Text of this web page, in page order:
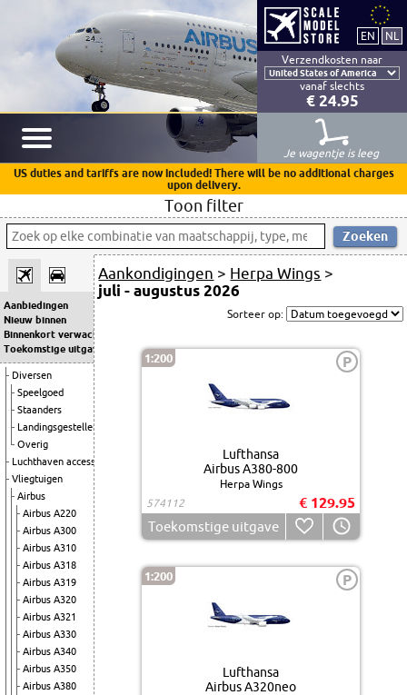
Verzendkosten naar
vanaf slechts
€ 24.95
Je wagentje is leeg
US duties and tariffs are now included! There will be no additional charges
upon delivery.
Toon filter
Aanbiedingen
Nieuw binnen
Binnenkort verwacht
Toekomstige uitgaven
Diversen
Speelgoed
Staanders
Landingsgestellen
Overig
Luchthaven accessoires
Vliegtuigen
Airbus
Airbus A220
Airbus A300
Airbus A310
Airbus A318
Airbus A319
Airbus A320
Airbus A321
Airbus A330
Airbus A340
Airbus A350
Airbus A380
Aankondigingen > Herpa Wings >
juli - augustus 2026
Sorteer op:
1:200 P
Lufthansa
Airbus A380-800
Herpa Wings
574112
€ 129.95
Toekomstige uitgave
1:200 P
Lufthansa
Airbus A320neo